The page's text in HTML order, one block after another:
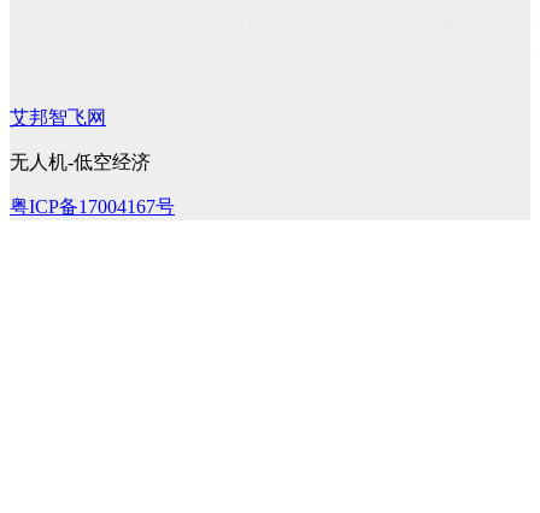
艾邦智飞网
无人机-低空经济
粤ICP备17004167号